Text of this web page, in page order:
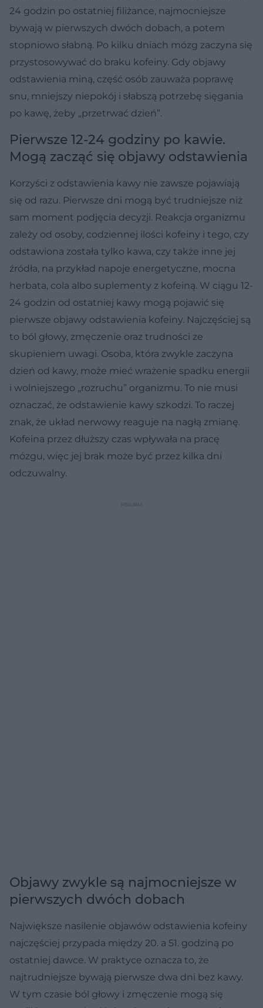
24 godzin po ostatniej filiżance, najmocniejsze
bywają w pierwszych dwóch dobach, a potem
stopniowo słabną. Po kilku dniach mózg zaczyna się
przystosowywać do braku kofeiny. Gdy objawy
odstawienia miną, część osób zauważa poprawę
snu, mniejszy niepokój i słabszą potrzebę sięgania
po kawę, żeby „przetrwać dzień”.
Pierwsze 12-24 godziny po kawie.
Mogą zacząć się objawy odstawienia
Korzyści z odstawienia kawy nie zawsze pojawiają
się od razu. Pierwsze dni mogą być trudniejsze niż
sam moment podjęcia decyzji. Reakcja organizmu
zależy od osoby, codziennej ilości kofeiny i tego, czy
odstawiona została tylko kawa, czy także inne jej
źródła, na przykład napoje energetyczne, mocna
herbata, cola albo suplementy z kofeiną. W ciągu 12-
24 godzin od ostatniej kawy mogą pojawić się
pierwsze objawy odstawienia kofeiny. Najczęściej są
to ból głowy, zmęczenie oraz trudności ze
skupieniem uwagi. Osoba, która zwykle zaczyna
dzień od kawy, może mieć wrażenie spadku energii
i wolniejszego „rozruchu” organizmu. To nie musi
oznaczać, że odstawienie kawy szkodzi. To raczej
znak, że układ nerwowy reaguje na nagłą zmianę.
Kofeina przez dłuższy czas wpływała na pracę
mózgu, więc jej brak może być przez kilka dni
odczuwalny.
Objawy zwykle są najmocniejsze w
pierwszych dwóch dobach
Największe nasilenie objawów odstawienia kofeiny
najczęściej przypada między 20. a 51. godziną po
ostatniej dawce. W praktyce oznacza to, że
najtrudniejsze bywają pierwsze dwa dni bez kawy.
W tym czasie ból głowy i zmęczenie mogą się